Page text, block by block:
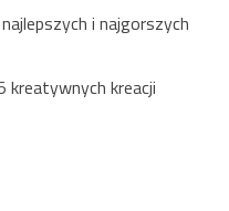
i najgorszych
kreatywnych kreacji